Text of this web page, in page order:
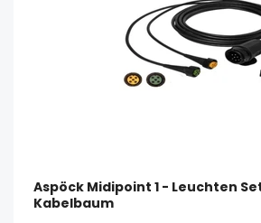
Aspöck Midipoint 1 - Leuchten
Kabelbaum